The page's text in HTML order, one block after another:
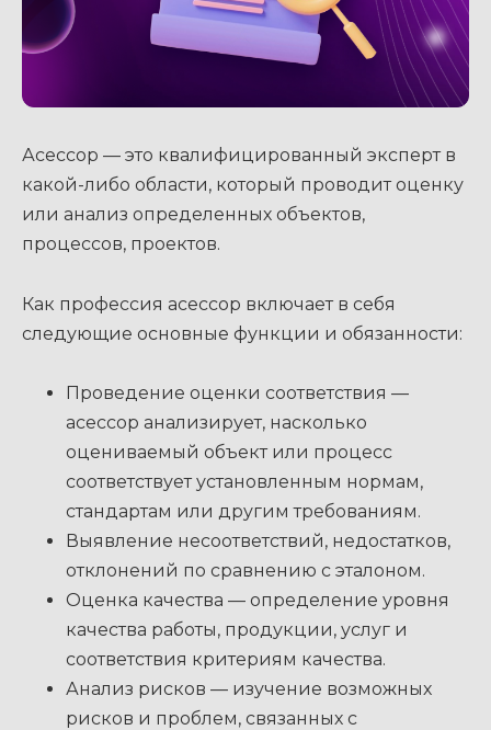
Асессор — это квалифицированный эксперт в
какой-либо области, который проводит оценку
или анализ определенных объектов,
процессов, проектов.
Как профессия асессор включает в себя
следующие основные функции и обязанности:
Проведение оценки соответствия —
асессор анализирует, насколько
оцениваемый объект или процесс
соответствует установленным нормам,
стандартам или другим требованиям.
Выявление несоответствий, недостатков,
отклонений по сравнению с эталоном.
Оценка качества — определение уровня
качества работы, продукции, услуг и
соответствия критериям качества.
Анализ рисков — изучение возможных
рисков и проблем, связанных с